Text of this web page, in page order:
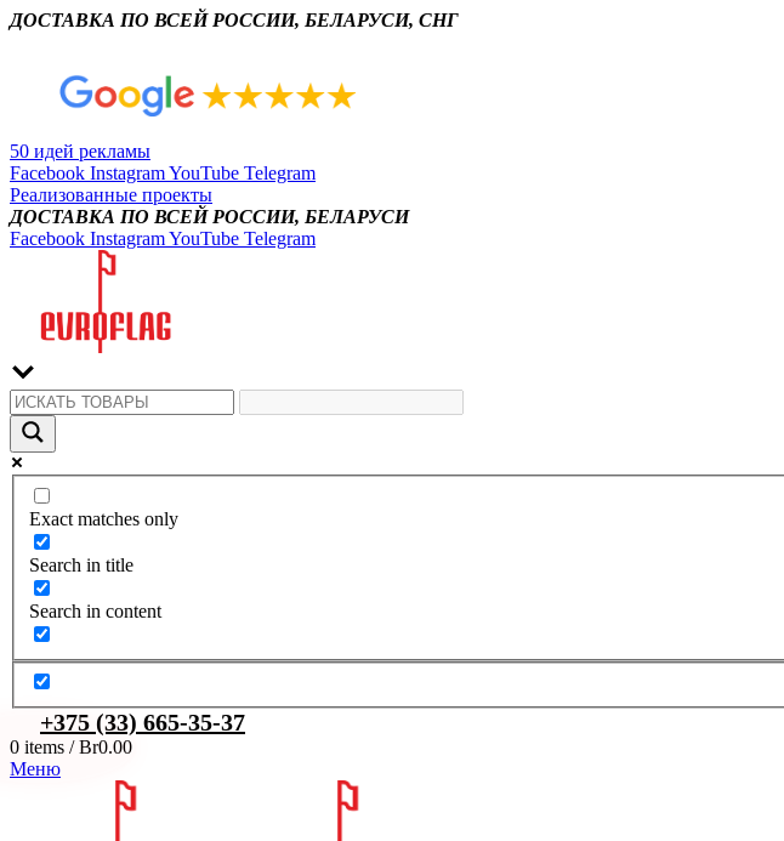
ДОСТАВКА ПО ВСЕЙ РОССИИ, БЕЛАРУСИ, СНГ
50 идей рекламы
Facebook InstagramYouTube Telegram
Реализованные проекты
ДОСТАВКА ПО ВСЕЙ РОССИИ, БЕЛАРУСИ
Facebook InstagramYouTube Telegram
Exact matches only
Search in title
Search in content
+375 (33) 665-35-37
0 items / Br0.00
Меню